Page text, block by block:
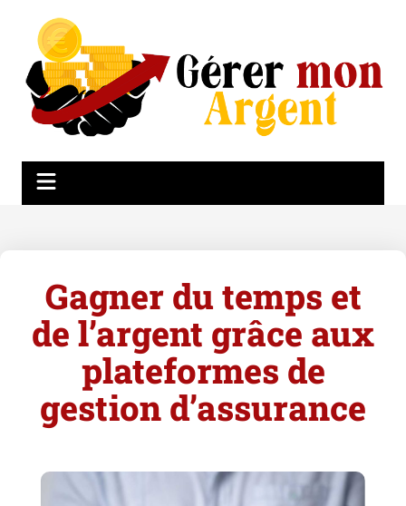
Gagner du temps et
de l’argent grâce aux
plateformes de
gestion d’assurance